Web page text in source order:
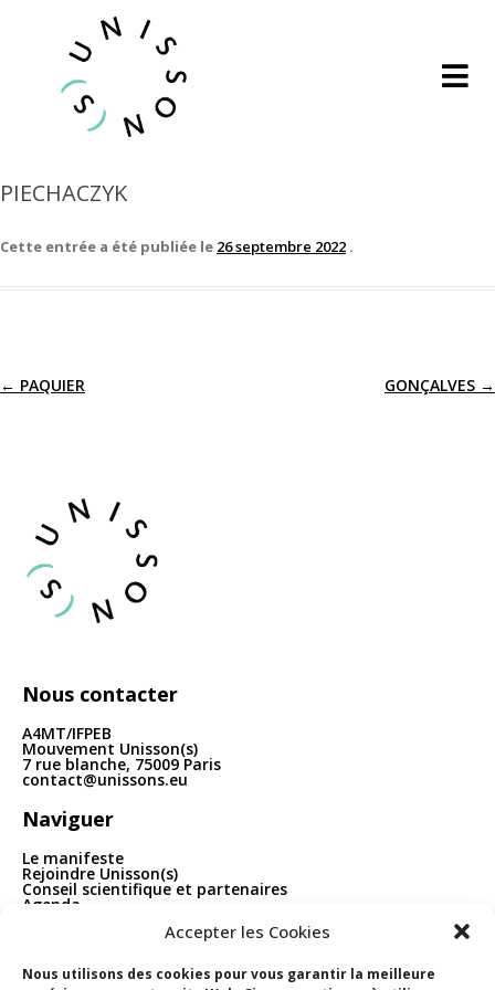
Accepter les Cookies
Nous utilisons des cookies pour vous garantir la meilleure
PIECHACZYK
Cette entrée a été publiée le 26 septembre 2022 .
Navigation
articles
← PAQUIER GONÇALVES →
Nous contacter
A4MT/IFPEB
Mouvement Unisson(s)
7 rue blanche, 75009 Paris
contact@unissons.eu
Naviguer
Le manifeste
Rejoindre Unisson(s)
Conseil scientifique et partenaires
Agenda